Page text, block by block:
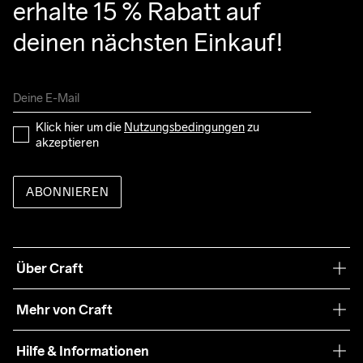
erhalte 15 % Rabatt auf
deinen nächsten Einkauf!
Klick hier um die Nutzungsbedingungen zu
akzeptieren
ABONNIEREN
Über Craft
Nachhaltigkeit
Mehr von Craft
Hilfe & Informationen